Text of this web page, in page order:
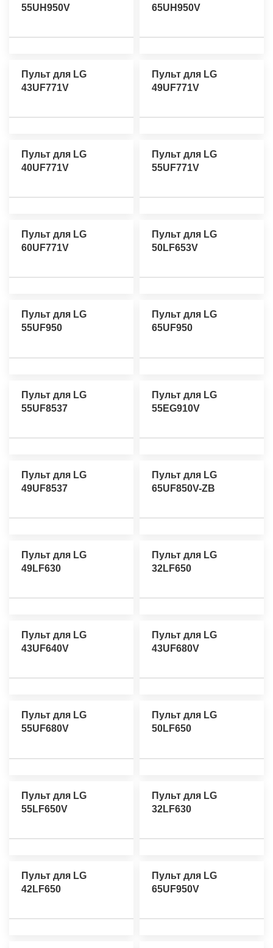
55UH950V
65UH950V
Пульт для LG
43UF771V
Пульт для LG
49UF771V
Пульт для LG
40UF771V
Пульт для LG
55UF771V
Пульт для LG
60UF771V
Пульт для LG
50LF653V
Пульт для LG
55UF950
Пульт для LG
65UF950
Пульт для LG
55UF8537
Пульт для LG
55EG910V
Пульт для LG
49UF8537
Пульт для LG
65UF850V-ZB
Пульт для LG
49LF630
Пульт для LG
32LF650
Пульт для LG
43UF640V
Пульт для LG
43UF680V
Пульт для LG
55UF680V
Пульт для LG
50LF650
Пульт для LG
55LF650V
Пульт для LG
32LF630
Пульт для LG
42LF650
Пульт для LG
65UF950V